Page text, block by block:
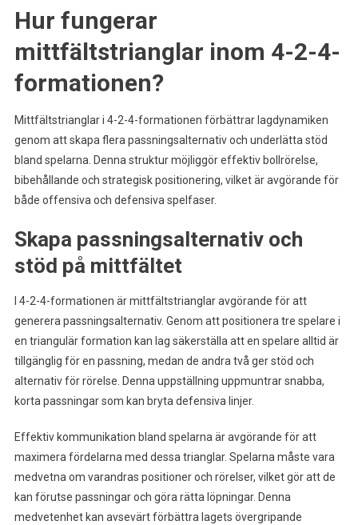
Hur fungerar
mittfältstrianglar inom 4-2-4-
formationen?
Mittfältstrianglar i 4-2-4-formationen förbättrar lagdynamiken
genom att skapa flera passningsalternativ och underlätta stöd
bland spelarna. Denna struktur möjliggör effektiv bollrörelse,
bibehållande och strategisk positionering, vilket är avgörande för
både offensiva och defensiva spelfaser.
Skapa passningsalternativ och
stöd på mittfältet
I 4-2-4-formationen är mittfältstrianglar avgörande för att
generera passningsalternativ. Genom att positionera tre spelare i
en triangulär formation kan lag säkerställa att en spelare alltid är
tillgänglig för en passning, medan de andra två ger stöd och
alternativ för rörelse. Denna uppställning uppmuntrar snabba,
korta passningar som kan bryta defensiva linjer.
Effektiv kommunikation bland spelarna är avgörande för att
maximera fördelarna med dessa trianglar. Spelarna måste vara
medvetna om varandras positioner och rörelser, vilket gör att de
kan förutse passningar och göra rätta löpningar. Denna
medvetenhet kan avsevärt förbättra lagets övergripande